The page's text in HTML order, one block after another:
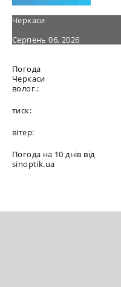
Черкаси
Серпень 06, 2026
Погода
Черкаси
волог.:
тиск:
вітер:
Погода на 10 днів від
sinoptik.ua